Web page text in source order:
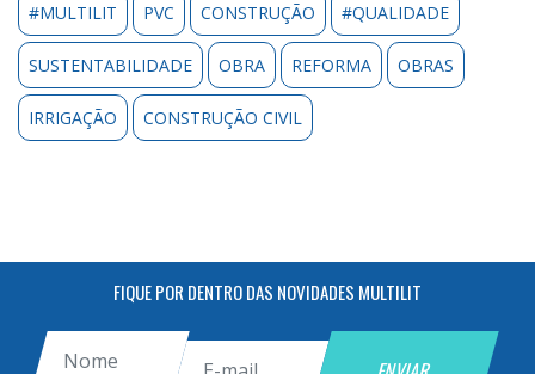
#MULTILIT PVC CONSTRUÇÃO #QUALIDADE
SUSTENTABILIDADE OBRA REFORMA OBRAS
IRRIGAÇÃO CONSTRUÇÃO CIVIL
FIQUE POR DENTRO DAS NOVIDADES MULTILIT